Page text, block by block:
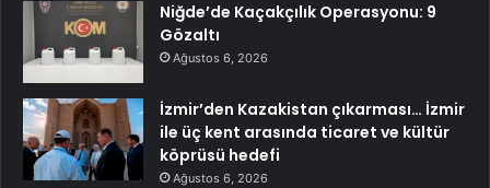
Niğde’de Kaçakçılık Operasyonu: 9
Gözaltı
Ağustos 6, 2026
İzmir’den Kazakistan çıkarması… İzmir
ile üç kent arasında ticaret ve kültür
köprüsü hedefi
Ağustos 6, 2026